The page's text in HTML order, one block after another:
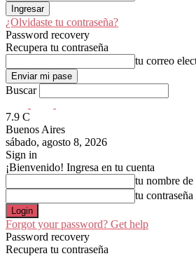
¿Olvidaste tu contraseña?
Password recovery
Recupera tu contraseña
tu correo
Buscar
7.9 C
Buenos Aires
sábado, agosto 8, 2026
Sign in
¡Bienvenido! Ingresa en tu cuenta
tu nombre de
tu contraseña
Forgot your password? Get help
Password recovery
Recupera tu contraseña